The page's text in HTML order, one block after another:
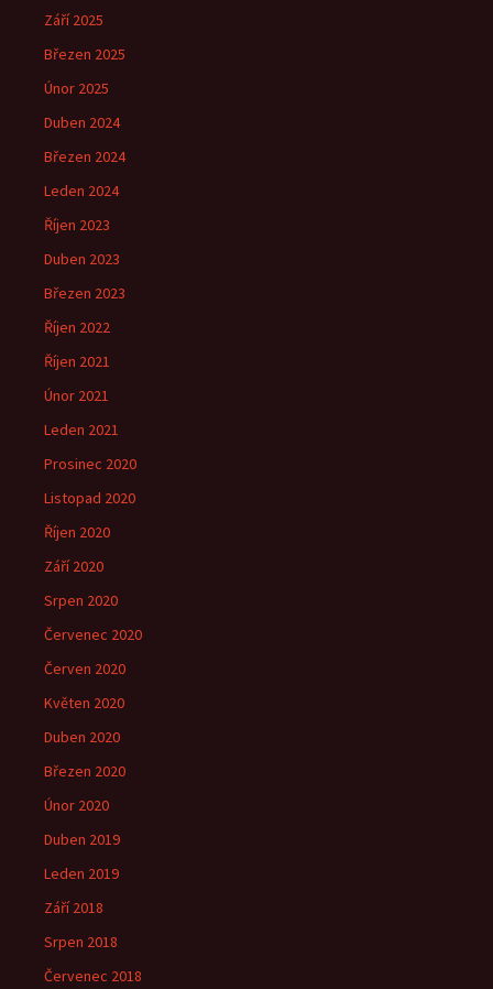
Září 2025
Březen 2025
Únor 2025
Duben 2024
Březen 2024
Leden 2024
Říjen 2023
Duben 2023
Březen 2023
Říjen 2022
Říjen 2021
Únor 2021
Leden 2021
Prosinec 2020
Listopad 2020
Říjen 2020
Září 2020
Srpen 2020
Červenec 2020
Červen 2020
Květen 2020
Duben 2020
Březen 2020
Únor 2020
Duben 2019
Leden 2019
Září 2018
Srpen 2018
Červenec 2018